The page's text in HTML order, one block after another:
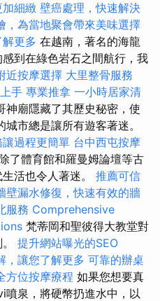
細緻 壁癌處理，快速解決
，為當地聚會帶來美味選擇
更多 在越南，著名的海龍
到在綠色岩石之間航行，我
近按摩選擇 大里整骨服務
手 專業推拿 一小時居家清
神廟隱藏了其歷史秘密，使
市總是讓所有遊客著迷。
過程更簡單 台中西屯按摩
除了體育館和羅曼姆論壇等古
活也令人著迷。 推薦可信
壁漏水修復，快速有效的牆
服務 Comprehensive
梵蒂岡和聖彼得大教堂對
提升網站曝光的SEO
，讓您了解更多 可靠的辦桌
方位按摩療程 如果您想要真
噴泉，將硬幣扔進水中，以